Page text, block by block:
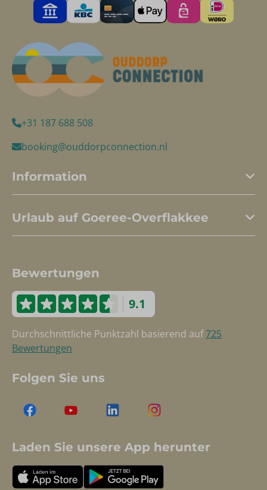
+31 187 688 508
booking@ouddorpconnection.nl
Information
Urlaub auf Goeree-Overflakkee
Bewertungen
9.1
Durchschnittliche Punktzahl basierend auf725
Bewertungen
Folgen Sie uns
Laden Sie unsere App herunter